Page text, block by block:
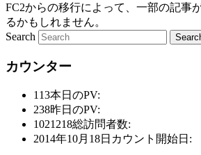
FC2からの移行によって、一部の記事
るかもしれません。
Search
カウンター
113本日のPV:
238昨日のPV:
1021218総訪問者数:
2014年10月18日 カウント開始日: